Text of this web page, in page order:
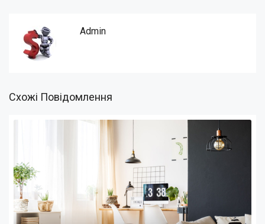
Admin
Схожі Повідомлення